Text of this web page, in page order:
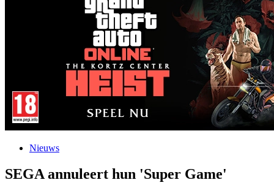
Nieuws
SEGA annuleert hun 'Super Game'